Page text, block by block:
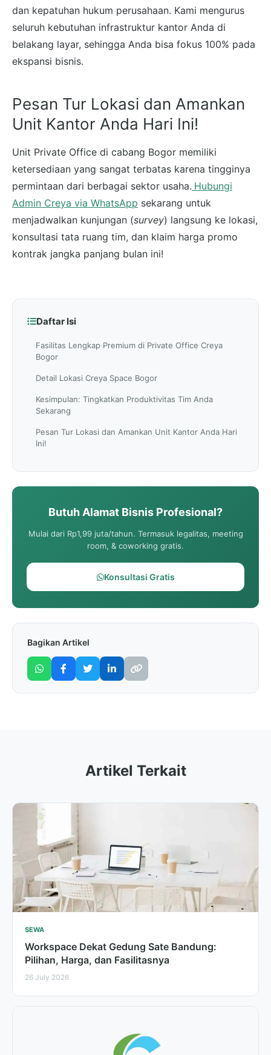
dan kepatuhan hukum perusahaan. Kami mengurus
seluruh kebutuhan infrastruktur kantor Anda di
belakang layar, sehingga Anda bisa fokus 100% pada
ekspansi bisnis.
Pesan Tur Lokasi dan Amankan
Unit Kantor Anda Hari Ini!
Unit Private Office di cabang Bogor memiliki
ketersediaan yang sangat terbatas karena tingginya
permintaan dari berbagai sektor usaha. Hubungi
Admin Creya via WhatsApp sekarang untuk
menjadwalkan kunjungan (survey) langsung ke lokasi,
konsultasi tata ruang tim, dan klaim harga promo
kontrak jangka panjang bulan ini!
Daftar Isi
Fasilitas Lengkap Premium di Private Office Creya
Bogor
Detail Lokasi Creya Space Bogor
Kesimpulan: Tingkatkan Produktivitas Tim Anda
Sekarang
Pesan Tur Lokasi dan Amankan Unit Kantor Anda Hari
Ini!
Butuh Alamat Bisnis Profesional?
Mulai dari Rp1,99 juta/tahun. Termasuk legalitas, meeting
room, & coworking gratis.
Konsultasi Gratis
Bagikan Artikel
Artikel Terkait
SEWA
Workspace Dekat Gedung Sate Bandung:
Pilihan, Harga, dan Fasilitasnya
26 July 2026